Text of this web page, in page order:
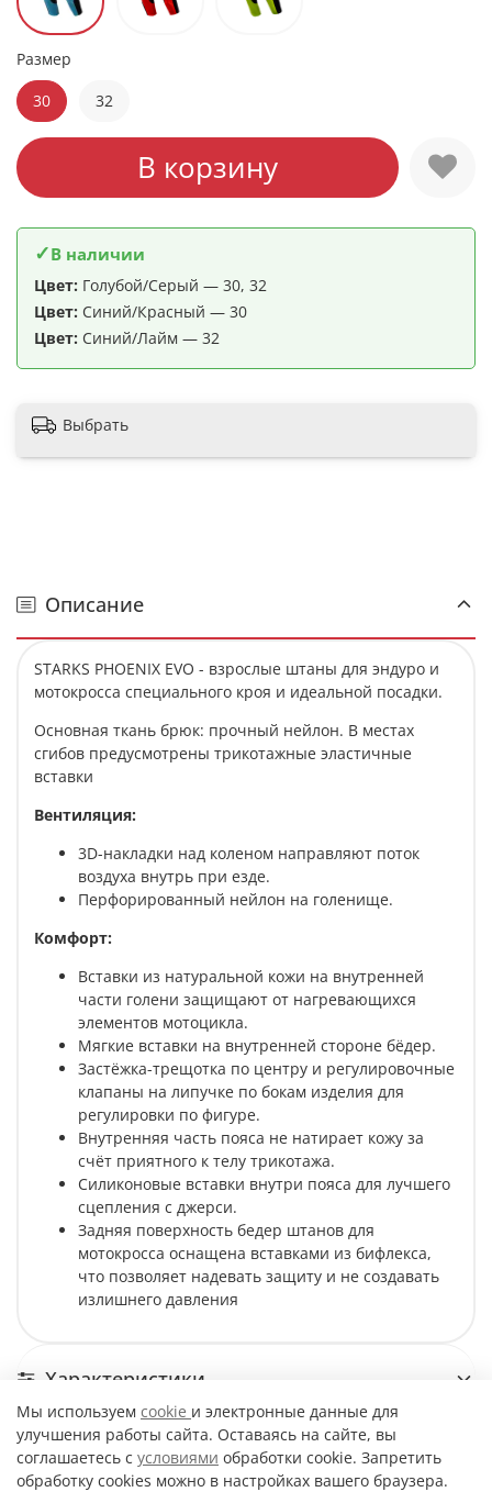
В корзину
Размер
30
32
✓В наличии
Цвет: Голубой/Серый — 30, 32
Цвет: Синий/Красный — 30
Цвет: Синий/Лайм — 32
Выбрать
Описание
STARKS PHOENIX EVO - взрослые штаны для эндуро и
мотокросса специального кроя и идеальной посадки.
Основная ткань брюк: прочный нейлон. В местах
сгибов предусмотрены трикотажные эластичные
вставки
Вентиляция:
3D-накладки над коленом направляют поток
воздуха внутрь при езде.
Перфорированный нейлон на голенище.
Комфорт:
Вставки из натуральной кожи на внутренней
части голени защищают от нагревающихся
элементов мотоцикла.
Мягкие вставки на внутренней стороне бёдер.
Застёжка-трещотка по центру и регулировочные
клапаны на липучке по бокам изделия для
регулировки по фигуре.
Внутренняя часть пояса не натирает кожу за
счёт приятного к телу трикотажа.
Силиконовые вставки внутри пояса для лучшего
сцепления с джерси.
Задняя поверхность бедер штанов для
мотокросса оснащена вставками из бифлекса,
что позволяет надевать защиту и не создавать
излишнего давления
Характеристики
Размерная сетка
Мы используем cookie и электронные данные для
улучшения работы сайта. Оставаясь на сайте, вы
соглашаетесь с условиями обработки cookie. Запретить
обработку cookies можно в настройках вашего браузера.